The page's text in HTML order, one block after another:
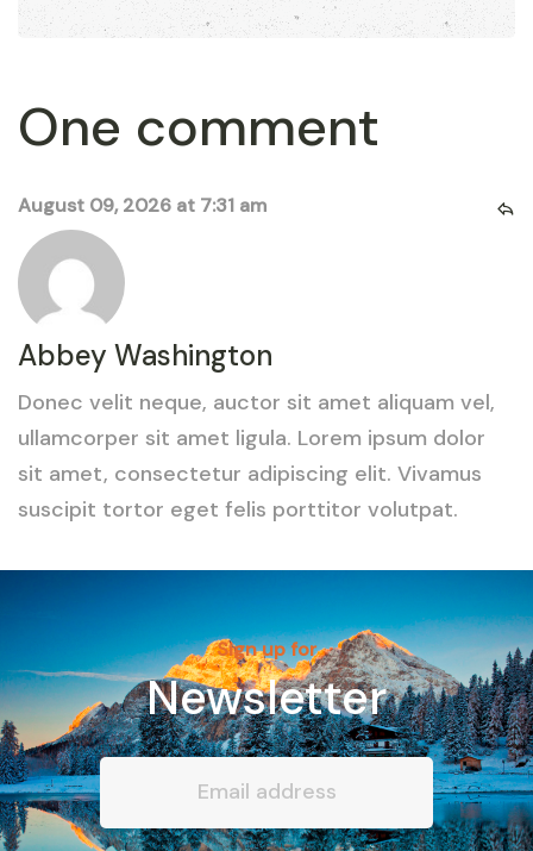
One comment
Abbey Washington
August 09, 2026 at 7:31 am
Donec velit neque, auctor sit amet aliquam vel,
ullamcorper sit amet ligula. Lorem ipsum dolor
sit amet, consectetur adipiscing elit. Vivamus
suscipit tortor eget felis porttitor volutpat.
Sign up for
Newsletter